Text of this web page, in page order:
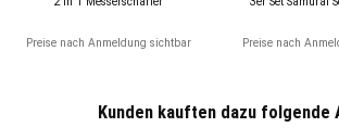
Preise nach Anmeldung sichtbar Preise nach
Kunden kauften dazu folgende